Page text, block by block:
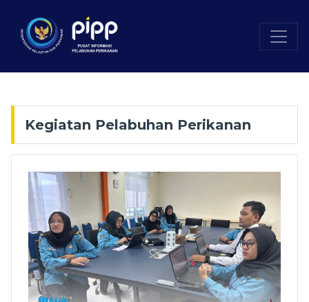
Kegiatan Pelabuhan Perikanan